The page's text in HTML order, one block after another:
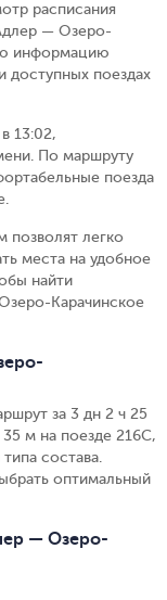
расписания
— Озеро-
информацию
доступных поездах
13:02,
По маршруту
поезда
позволят легко
места на удобное
найти
Карачинское
за 3 дн 2 ч 25
м на поезде 216С,
состава.
оптимальный
— Озеро-